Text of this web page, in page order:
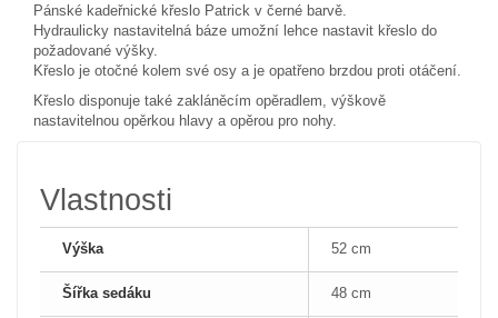
Pánské kadeřnické křeslo Patrick v černé barvě.
Hydraulicky nastavitelná báze umožní lehce nastavit křeslo do
požadované výšky.
Křeslo je otočné kolem své osy a je opatřeno brzdou proti otáčení.
Křeslo disponuje také zakláněcím opěradlem, výškově
nastavitelnou opěrkou hlavy a opěrou pro nohy.
Vlastnosti
Výška 52 cm
Šířka sedáku 48 cm